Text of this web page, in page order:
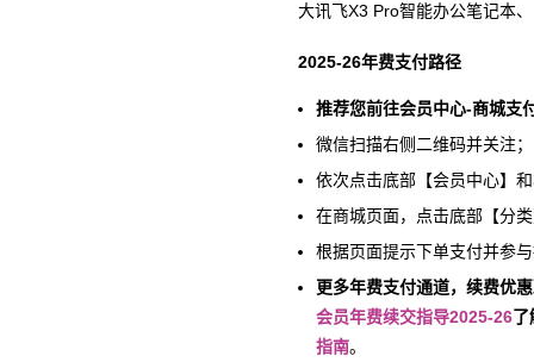
大讯飞X3 Pro智能办公笔记本
2025-26年费支付路径
推荐您前往会员中心-商城支
微信扫描右侧二维码并关注；
依次点击底部【会员中心】
在商城页面，点击底部【分
根据页面提示下单支付并参
更多年费支付通道，续费优
会员年费续交指导2025-26了
指南。